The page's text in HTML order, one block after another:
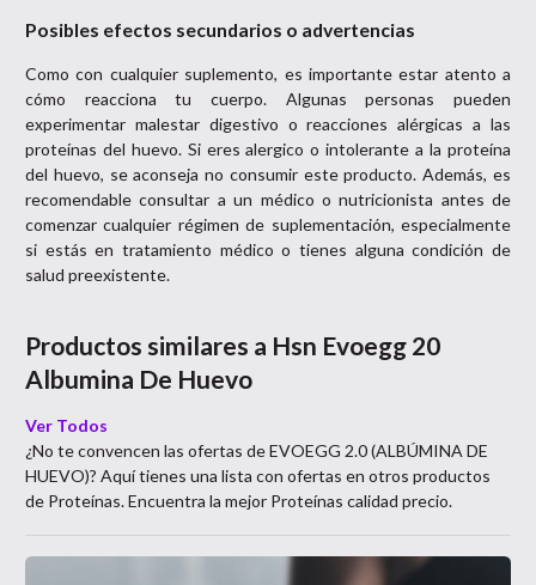
Posibles efectos secundarios o advertencias
Como con cualquier suplemento, es importante estar atento a
cómo reacciona tu cuerpo. Algunas personas pueden
experimentar malestar digestivo o reacciones alérgicas a las
proteínas del huevo. Si eres alergico o intolerante a la proteína
del huevo, se aconseja no consumir este producto. Además, es
recomendable consultar a un médico o nutricionista antes de
comenzar cualquier régimen de suplementación, especialmente
si estás en tratamiento médico o tienes alguna condición de
salud preexistente.
Productos similares a Hsn Evoegg 20
Albumina De Huevo
Ver Todos
¿No te convencen las ofertas deEVOEGG 2.0 (ALBÚMINA DE
HUEVO)? Aquí tienes una lista con ofertas en otros productos
de Proteínas. Encuentra la mejor Proteínas calidad precio.